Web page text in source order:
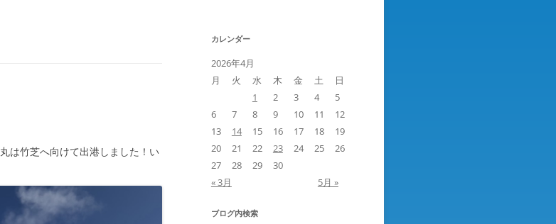
は竹芝へ向けて出港しました！い
カレンダー
2026年4月
月
火 水 木 金 土
日
1
2 3 4
5
6
7 8 9 10 11
12
13
14 15 16 17 18
19
20
21 22 23 24 25
26
27
28 29
30
« 3月
5月 »
ブログ内検索